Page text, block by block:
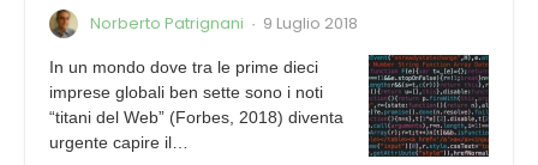
Norberto Patrignani · 9 Luglio 2018
In un mondo dove tra le prime dieci
imprese globali ben sette sono i noti
“titani del Web” (Forbes, 2018) diventa
urgente capire il…